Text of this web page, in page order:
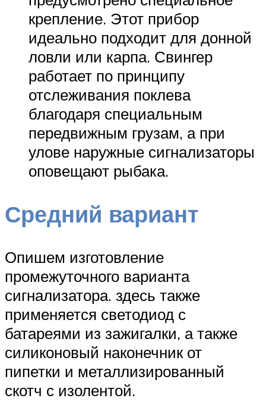
крепление. Этот прибор
идеально подходит для донной
ловли или карпа. Свингер
работает по принципу
отслеживания поклева
благодаря специальным
передвижным грузам, а при
улове наружные сигнализаторы
оповещают рыбака.
Средний вариант
Опишем изготовление
промежуточного варианта
сигнализатора. здесь также
применяется светодиод с
батареями из зажигалки, а также
силиконовый наконечник от
пипетки и металлизированный
скотч с изолентой.